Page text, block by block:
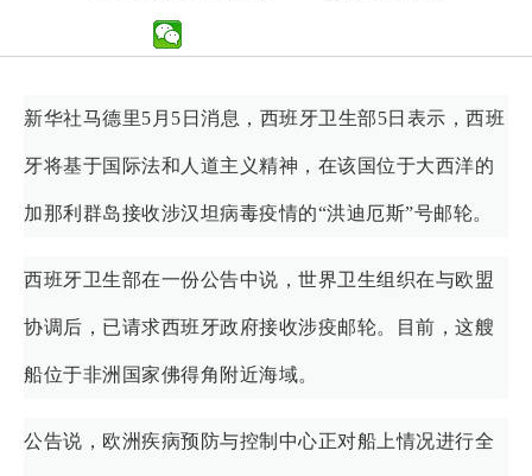
新华社马德里5月5日消息，西班牙卫生部5日表示，西班
牙将基于国际法和人道主义精神，在该国位于大西洋的
加那利群岛接收涉汉坦病毒疫情的“洪迪厄斯”号邮轮。
西班牙卫生部在一份公告中说，世界卫生组织在与欧盟
协调后，已请求西班牙政府接收涉疫邮轮。目前，这艘
船位于非洲国家佛得角附近海域。
公告说，欧洲疾病预防与控制中心正对船上情况进行全